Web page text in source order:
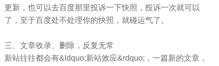
更新，也可以去百度那里投诉一下快照，投诉一次就可以
了，至于百度处不处理你的快照，就碰运气了。
三、文章收录、删除，反复无常
新站往往都会有&ldquo;新站效应&rdquo;，一篇新的文章，